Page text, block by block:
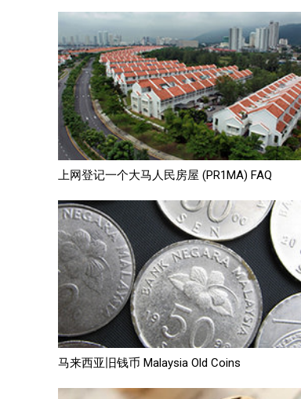
上网登记一个大马人民房屋 (PR1MA) FAQ
马来西亚旧钱币 Malaysia Old Coins